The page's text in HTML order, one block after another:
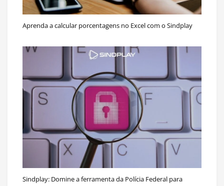
Aprenda a calcular porcentagens no Excel com o Sindplay
Sindplay: Domine a ferramenta da Polícia Federal para